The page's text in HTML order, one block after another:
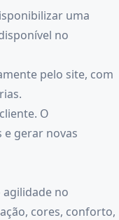
uma
no
pelo site, com
O
gerar novas
no
cores, conforto,